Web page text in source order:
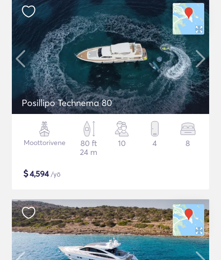
Posillipo Technema 80
Moottorivene
80 ft
24 m
10 4 8
$4,594/yö